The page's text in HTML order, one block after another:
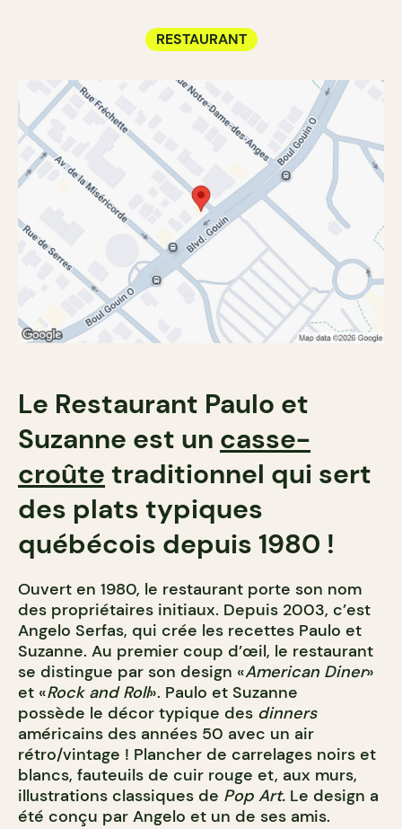
RESTAURANT
Le Restaurant Paulo et
Suzanne est un casse-
croûte traditionnel qui sert
des plats typiques
québécois depuis 1980 !
Ouvert en 1980, le restaurant porte son nom
des propriétaires initiaux. Depuis 2003, c’est
Angelo Serfas, qui crée les recettes Paulo et
Suzanne. Au premier coup d’œil, le restaurant
se distingue par son design «American Diner»
et «Rock and Roll». Paulo et Suzanne
possède le décor typique des dinners
américains des années 50 avec un air
rétro/vintage ! Plancher de carrelages noirs et
blancs, fauteuils de cuir rouge et, aux murs,
illustrations classiques de Pop Art. Le design a
été conçu par Angelo et un de ses amis.